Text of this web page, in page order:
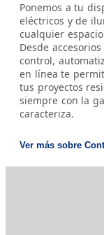
Ponemos a tu
eléctricos y de
cualquier
Desde
control,
en línea te
tus proyectos
siempre con la
caracteriza.
Ver más sobre